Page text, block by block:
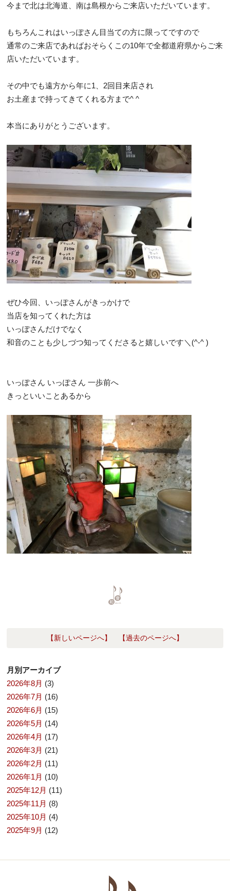
今まで北は北海道、南は島根からご来店いただいています。
もちろんこれはいっぽさん目当ての方に限ってですので
通常のご来店であればおそらくこの10年で全都道府県からご来
店いただいています。
その中でも遠方から年に1、2回目来店され
お土産まで持ってきてくれる方まで^ ^
本当にありがとうございます。
ぜひ今回、いっぽさんがきっかけで
当店を知ってくれた方は
いっぽさんだけでなく
和音のことも少しづつ知ってくださると嬉しいです＼(^-^ )
いっぽさん いっぽさん 一歩前へ
きっといいことあるから
【新しいページへ】 【過去のページへ】
月別アーカイブ
2026年8月 (3)
2026年7月 (16)
2026年6月 (15)
2026年5月 (14)
2026年4月 (17)
2026年3月 (21)
2026年2月 (11)
2026年1月 (10)
2025年12月 (11)
2025年11月 (8)
2025年10月 (4)
2025年9月 (12)